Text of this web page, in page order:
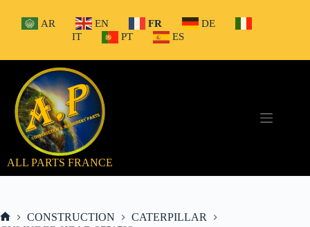
contenu
AR EN FR
DE
IT
PT ES
ALL PARTS FRANCE
CONSTRUCTION
CATERPILLAR